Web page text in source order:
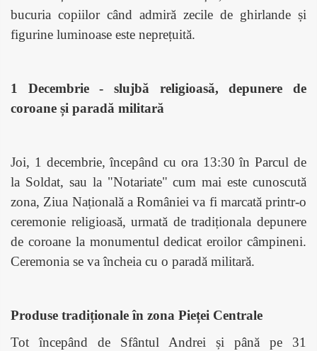
bucuria copiilor când admiră zecile de ghirlande și
figurine luminoase este neprețuită.
1 Decembrie - slujbă religioasă, depunere de
coroane și paradă militară
Joi, 1 decembrie,începând cu ora 13:30 în Parcul de
la Soldat, sau la "Notariate" cum mai este cunoscută
zona, Ziua Națională a României va fi marcată printr-o
ceremonie religioasă, urmată de tradiționala depunere
de coroane la monumentul dedicat eroilor câmpineni.
Ceremonia se va încheia cu o paradă militară.
Produse tradiționale în zona Pieței Centrale
Tot începând de Sfântul Andrei și până pe 31